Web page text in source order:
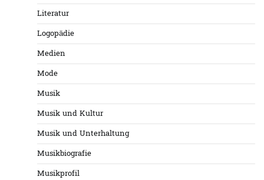
Literatur
Logopädie
Medien
Mode
Musik
Musik und Kultur
Musik und Unterhaltung
Musikbiografie
Musikprofil